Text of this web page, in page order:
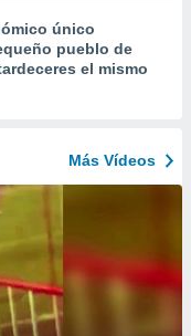
único
pueblo de
el mismo
Más Vídeos